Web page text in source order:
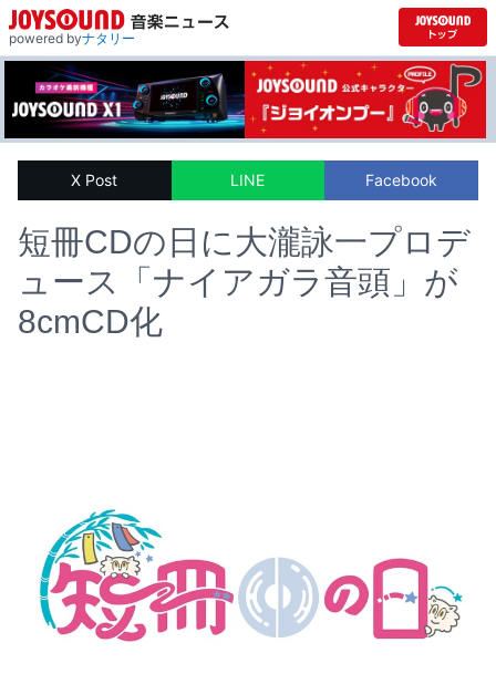
powered byナタリー
X Post LINE Facebook
短冊CDの日に大瀧詠一プロデ
ュース「ナイアガラ音頭」が
8cmCD化